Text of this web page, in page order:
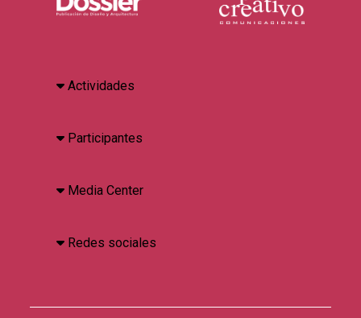
Actividades
Participantes
Media Center
Redes sociales